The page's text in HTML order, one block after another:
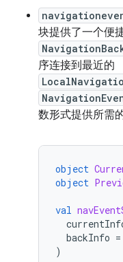
块提供了一个便
序连接到最近的
数形式提供所需
object
object
val
backInfo =
)